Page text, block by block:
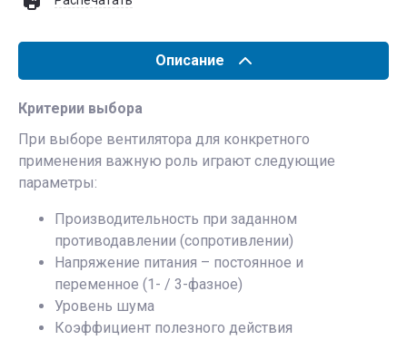
Описание
Критерии выбора
При выборе вентилятора для конкретного
применения важную роль играют следующие
параметры:
Производительность при заданном
противодавлении (сопротивлении)
Напряжение питания – постоянное и
переменное (1- / 3-фазное)
Уровень шума
Коэффициент полезного действия